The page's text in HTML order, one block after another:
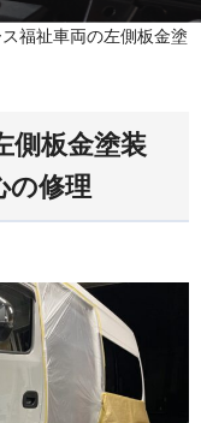
福祉車両の左側板金塗
側板金塗装
の修理